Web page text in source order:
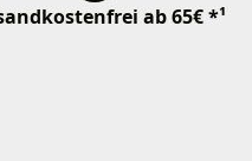
ab 65€ *¹